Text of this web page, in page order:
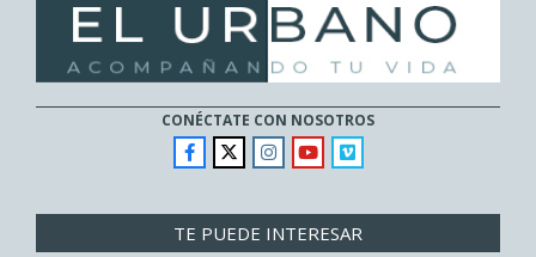
CONÉCTATE CON NOSOTROS
TE PUEDE INTERESAR